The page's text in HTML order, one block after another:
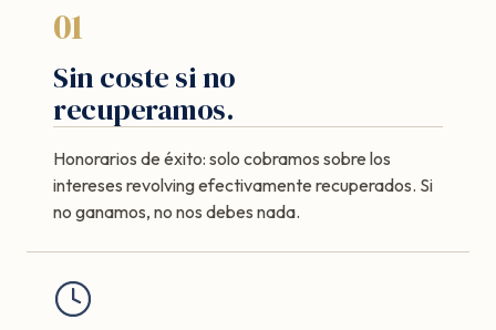
01
Sin coste si no
recuperamos.
Honorarios de éxito: solo cobramos sobre los
intereses revolving efectivamente recuperados. Si
no ganamos, no nos debes nada.